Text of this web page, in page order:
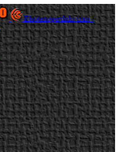
Elsotanoperdido.com -